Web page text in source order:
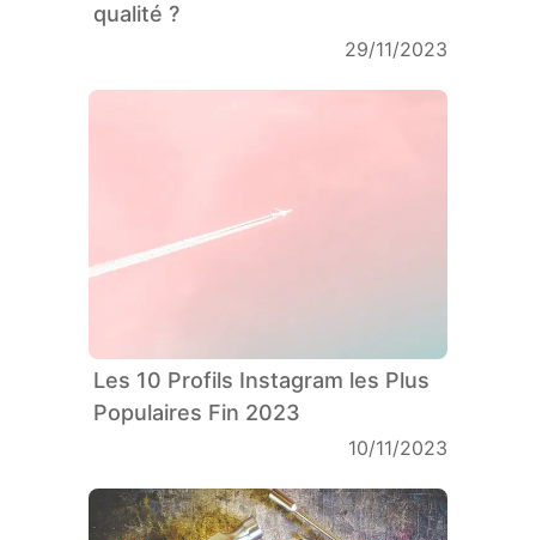
qualité ?
29/11/2023
Les 10 Profils Instagram les Plus
Populaires Fin 2023
10/11/2023